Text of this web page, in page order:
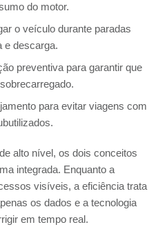
do motor.
o veículo durante paradas
e descarga.
preventiva para garantir que
para evitar viagens com
alto nível, os dois conceitos
integrada. Enquanto a
visíveis, a eficiência trata
os dados e a tecnologia
em tempo real.